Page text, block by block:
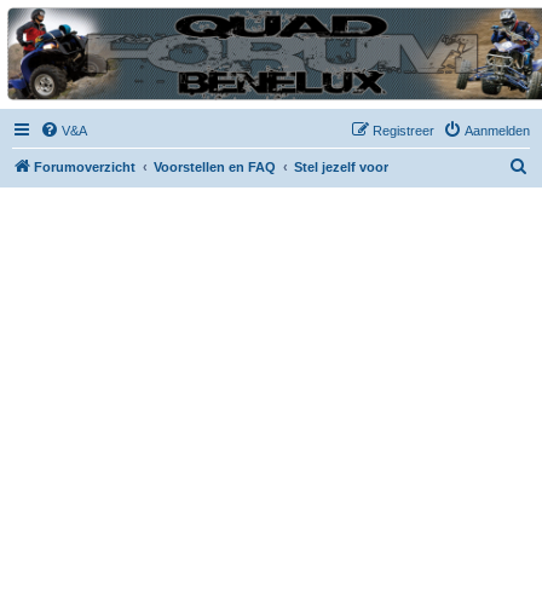
| QFB |
Hét quadforum van de Benelux
V&A Aanmelden
Registreer
Forumoverzicht Voorstellen en FAQ Stel jezelf voor